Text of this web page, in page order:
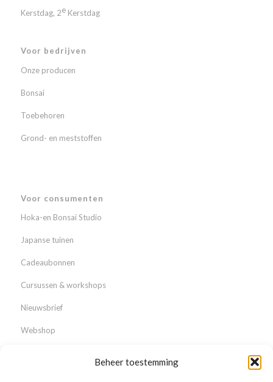
Beheer toestemming
Kerstdag, 2eKerstdag
Voor bedrijven
Onze producen
Bonsai
Toebehoren
Grond- en meststoffen
Voor consumenten
Hoka-en Bonsai Studio
Japanse tuinen
Cadeaubonnen
Cursussen & workshops
Nieuwsbrief
Webshop